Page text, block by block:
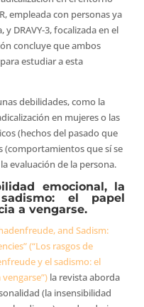
empleada con personas ya
DRAVY-3, focalizada en el
concluye que ambos
estudiar a esta
debilidades, como la
en mujeres o las
(hechos del pasado que
(comportamientos que sí se
evaluación de la persona.
emocional, la
el papel
a vengarse.
and Sadism:
(“Los rasgos de
y el sadismo: el
la revista aborda
(la insensibilidad